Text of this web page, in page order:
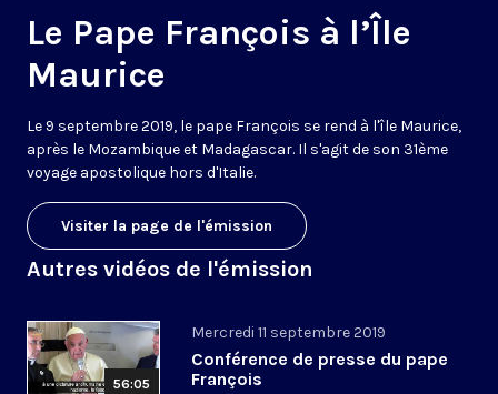
Le Pape François à l’Île
Maurice
Le 9 septembre 2019, le pape François se rend à l'île Maurice,
après le Mozambique et Madagascar. Il s'agit de son 31ème
voyage apostolique hors d'Italie.
Visiter la page de l'émission
Autres vidéos de l'émission
56:05
Mercredi 11 septembre 2019
Conférence de presse du pape
François